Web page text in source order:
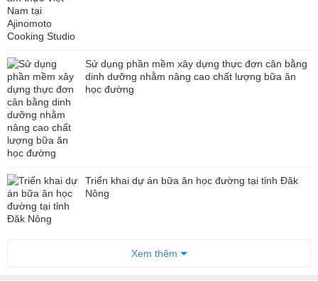
Sử dụng phần mềm xây dựng thực đơn cân bằng
dinh dưỡng nhằm nâng cao chất lượng bữa ăn
học đường
Triển khai dự án bữa ăn học đường tại tỉnh Đăk
Nông
Xem thêm